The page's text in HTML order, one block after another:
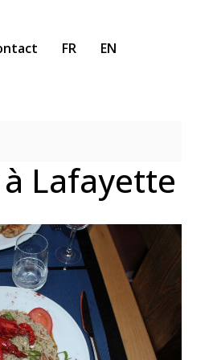
FR EN
Lafayette